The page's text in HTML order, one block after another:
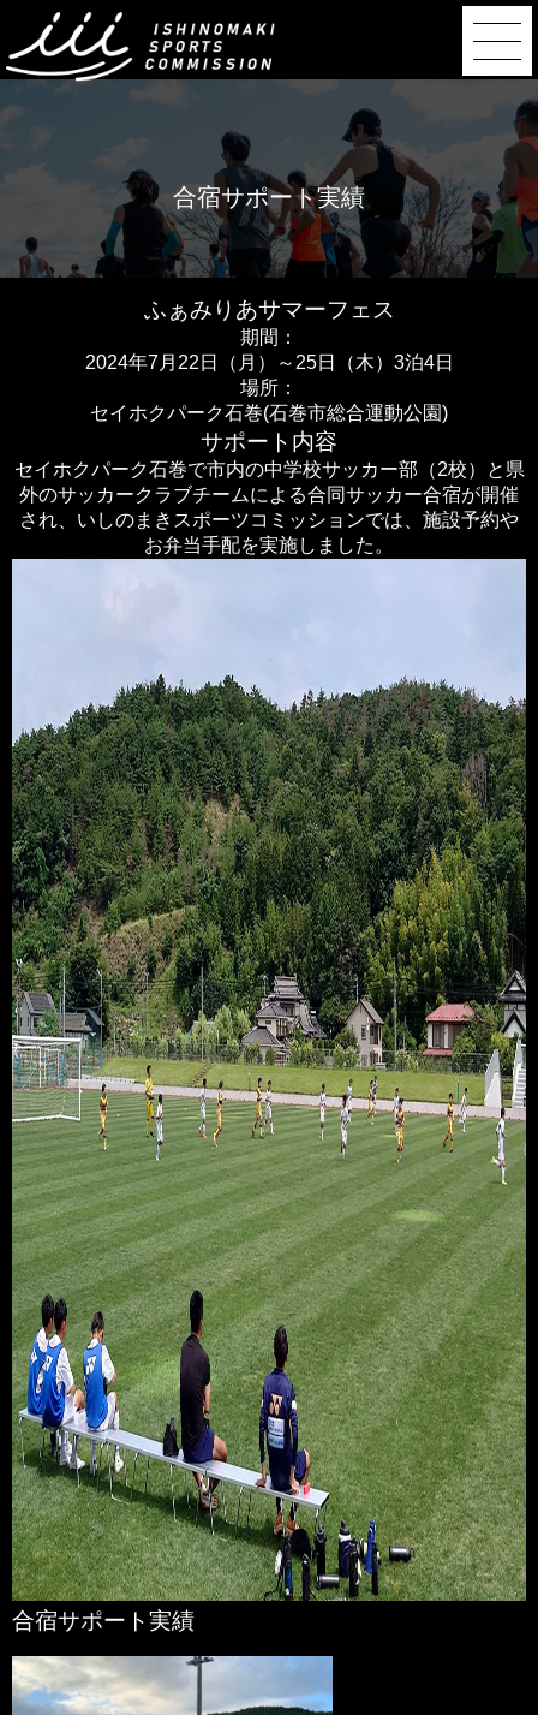
合宿サポート実績
ふぁみりあサマーフェス
期間：
2024年7月22日（月）～25日（木）3泊4日
場所：
セイホクパーク石巻(石巻市総合運動公園)
サポート内容
セイホクパーク石巻で市内の中学校サッカー部（2校）と県
外のサッカークラブチームによる合同サッカー合宿が開催
され、いしのまきスポーツコミッションでは、施設予約や
お弁当手配を実施しました。
合宿サポート実績